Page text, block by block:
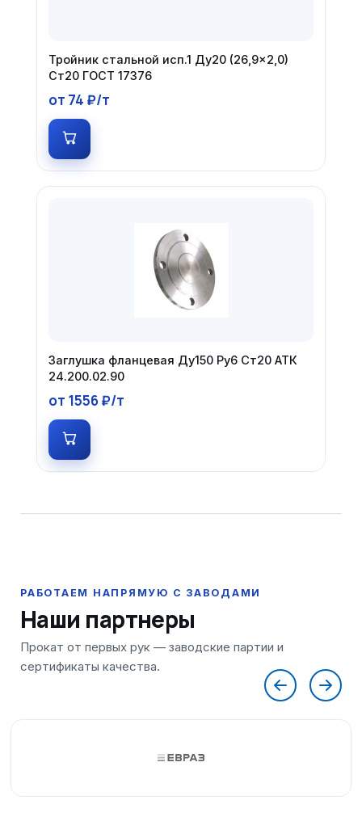
Тройник стальной исп.1 Ду20 (26,9×2,0)
Ст20 ГОСТ 17376
от 74 ₽/т
Заглушка фланцевая Ду150 Ру6 Ст20 АТК
24.200.02.90
от 1556 ₽/т
Наши партнеры